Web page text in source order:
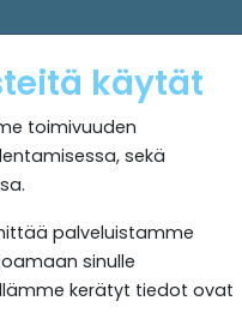
Kokemuksia Rekrytointi
käytät
toimivuuden
sekä
palveluistamme
sinulle
kerätyt tiedot ovat